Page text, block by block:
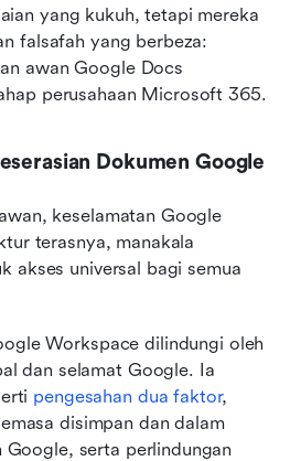
yang kukuh, tetapi mereka
falsafah yang berbeza:
awan Google Docs
perusahaan Microsoft 365.
Dokumen Google
keselamatan Google
terasnya, manakala
akses universal bagi semua
Workspace dilindungi oleh
dan selamat Google. Ia
pengesahan dua faktor,
disimpan dan dalam
serta perlindungan